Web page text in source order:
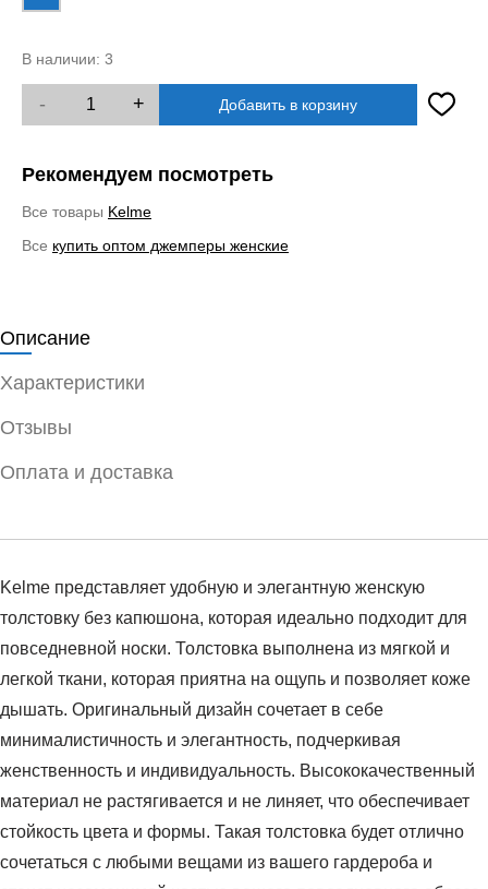
В наличии: 3
- + Добавить в корзину
Рекомендуем посмотреть
Все товары Kelme
Все купить оптом джемперы женские
Описание
Характеристики
Отзывы
Оплата и доставка
Kelme представляет удобную и элегантную женскую
толстовку без капюшона, которая идеально подходит для
повседневной носки. Толстовка выполнена из мягкой и
легкой ткани, которая приятна на ощупь и позволяет коже
дышать. Оригинальный дизайн сочетает в себе
минималистичность и элегантность, подчеркивая
женственность и индивидуальность. Высококачественный
материал не растягивается и не линяет, что обеспечивает
стойкость цвета и формы. Такая толстовка будет отлично
сочетаться с любыми вещами из вашего гардероба и